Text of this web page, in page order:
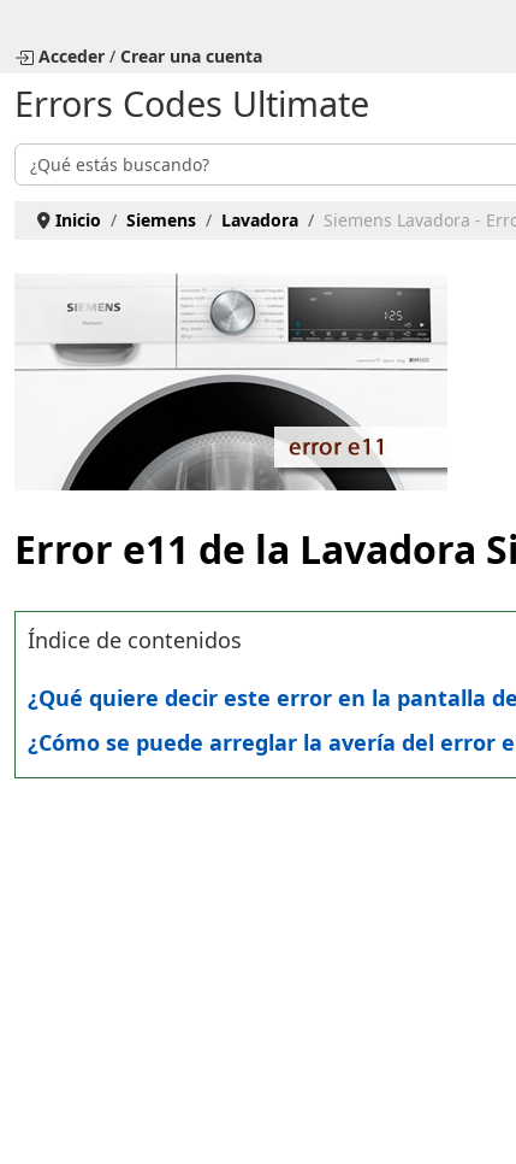
Acceder / Crear una cuenta
Errors Codes Ultimate
Buscar
Inicio Siemens Lavadora Siemens Lavadora -
Error e11 de la Lavadora
Índice de contenidos
¿Qué quiere decir este error en la pantalla
¿Cómo se puede arreglar la avería del error